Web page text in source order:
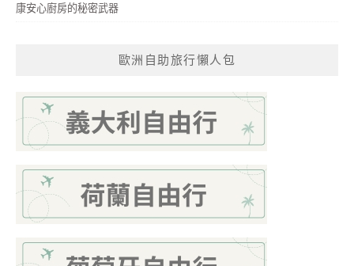
康安心廚房的秘密武器
歐洲自助旅行懶人包